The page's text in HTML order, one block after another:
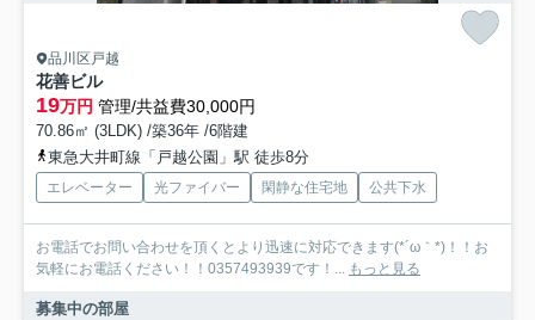
品川区戸越
花善ビル
19万円 管理/共益費30,000円
70.86㎡ (3LDK) /築36年 /6階建
東急大井町線「戸越公園」駅 徒歩8分
エレベーター 光ファイバー 閑静な住宅地 公共下水
お電話でお問い合わせを頂くとより迅速に対応できます(*´ω｀*)！！お
気軽にお電話ください！！0357493939です！... もっと見る
募集中の部屋